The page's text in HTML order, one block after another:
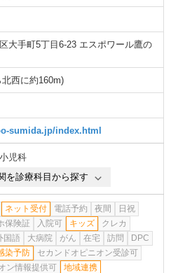
大手町5丁目6-23 エスポワール鷹の
北西に約160m)
sumida.jp/index.html
小児科
を診療科目から探す
ネット受付 電話予約 夜間
日祝
保険証 入院可 キッズ
クレカ
国語 大病院 がん 在宅 訪問
DPC
染予防
セカンドオピニオン受診可
ン情報提供可
地域連携